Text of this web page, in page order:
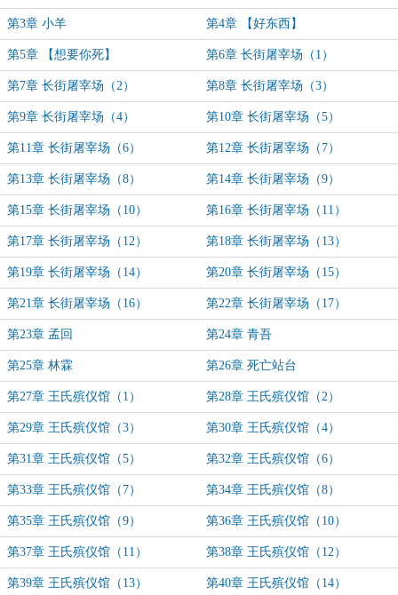
第3章 小羊 第4章 【好东西】
第5章 【想要你死】 第6章 长街屠宰场（1）
第7章 长街屠宰场（2） 第8章 长街屠宰场（3）
第9章 长街屠宰场（4） 第10章 长街屠宰场（5）
第11章 长街屠宰场（6） 第12章 长街屠宰场（7）
第13章 长街屠宰场（8） 第14章 长街屠宰场（9）
第15章 长街屠宰场（10） 第16章 长街屠宰场（11）
第17章 长街屠宰场（12） 第18章 长街屠宰场（13）
第19章 长街屠宰场（14） 第20章 长街屠宰场（15）
第21章 长街屠宰场（16） 第22章 长街屠宰场（17）
第23章 孟回 第24章 青吾
第25章 林霖 第26章 死亡站台
第27章 王氏殡仪馆（1） 第28章 王氏殡仪馆（2）
第29章 王氏殡仪馆（3） 第30章 王氏殡仪馆（4）
第31章 王氏殡仪馆（5） 第32章 王氏殡仪馆（6）
第33章 王氏殡仪馆（7） 第34章 王氏殡仪馆（8）
第35章 王氏殡仪馆（9） 第36章 王氏殡仪馆（10）
第37章 王氏殡仪馆（11） 第38章 王氏殡仪馆（12）
第39章 王氏殡仪馆（13） 第40章 王氏殡仪馆（14）